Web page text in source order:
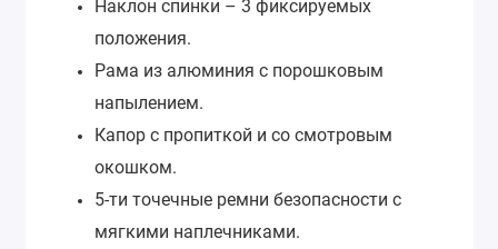
Наклон спинки – 3 фиксируемых
положения.
Рама из алюминия с порошковым
напылением.
Капор с пропиткой и со смотровым
окошком.
5-ти точечные ремни безопасности с
мягкими наплечниками.